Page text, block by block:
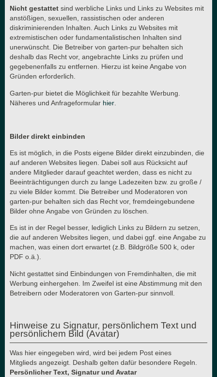
Nicht gestattet sind werbliche Links und Links zu Websites mit
anstößigen, sexuellen, rassistischen oder anderen
diskriminierenden Inhalten. Auch Links zu Websites mit
extremistischen oder fundamentalistischen Inhalten sind
unerwünscht. Die Betreiber von garten-pur behalten sich
deshalb das Recht vor, angebrachte Links zu prüfen und
gegebenenfalls zu entfernen. Hierzu ist keine Angabe von
Gründen erforderlich.
Garten-pur bietet die Möglichkeit für bezahlte Werbung.
Näheres und Anfrageformular hier
Bilder direkt einbinden
Es ist möglich, in die Posts eigene Bilder direkt einzubinden, die
auf anderen Websites liegen. Dabei soll aus Rücksicht auf
andere Mitglieder darauf geachtet werden, dass es nicht zu
Beeinträchtigungen durch zu lange Ladezeiten bzw. zu große /
zu viele Bilder kommt. Die Betreiber und Moderatoren von
garten-pur behalten sich das Recht vor, fremdeingebundene
Bilder ohne Angabe von Gründen zu löschen.
Es ist in der Regel besser, lediglich Links zu Bildern zu setzen,
die auf anderen Websites liegen, und dabei ggf. eine Angabe zu
machen, was einen dort erwartet (z.B. Bildgröße 500 k, oder
PDF o.ä.).
Nicht gestattet sind Einbindungen von Fremdinhalten, die mit
Werbung einhergehen. Im Zweifel ist eine Abstimmung mit den
Betreibern oder Moderatoren von Garten-pur sinnvoll.
Hinweise zu Signatur, persönlichem Text und
persönlichem Bild (Avatar)
Was hier eingegeben wird, wird bei jedem Post eines
Mitglieds angezeigt. Deshalb gelten dafür besondere Regeln.
Persönlicher Text, Signatur und Avatar